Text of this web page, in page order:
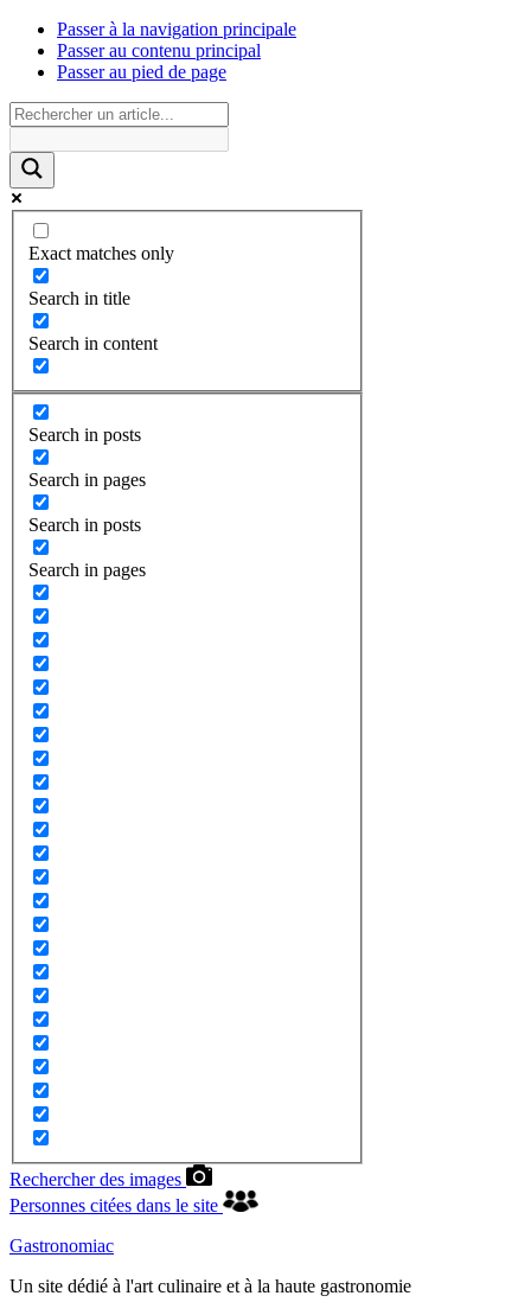
Passer à la navigation principale
Passer au contenu principal
Passer au pied de page
Exact matches only
Search in title
Search in content
Search in posts
Search in pages
Search in posts
Search in pages
Rechercher des images
Personnes citées dans le site
Gastronomiac
Un site dédié à l'art culinaire et à la haute gastronomie